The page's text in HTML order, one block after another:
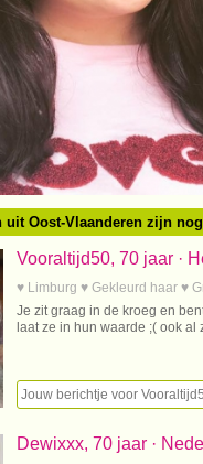
uit Oost-Vlaanderen zijn
Vooraltijd50, 70 jaar ·
♥ Limburg ♥ Gekleurd haar ♥
Je zit graag in de kroeg en
laat ze in hun waarde ;( ook
Dewixxx, 70 jaar ·